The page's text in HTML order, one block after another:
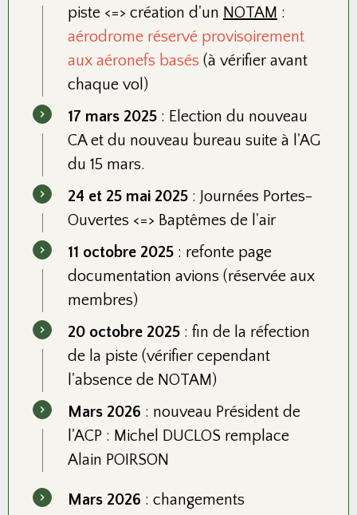
piste <=> création d'un NOTAM :
aérodrome réservé provisoirement
aux aéronefs basés (à vérifier avant
chaque vol)
17 mars 2025 : Election du nouveau
CA et du nouveau bureau suite à l'AG
du 15 mars.
24 et 25 mai 2025 : Journées Portes-
Ouvertes <=> Baptêmes de l'air
11 octobre 2025 : refonte page
documentation avions (réservée aux
membres)
20 octobre 2025 : fin de la réfection
de la piste (vérifier cependant
l'absence de NOTAM)
Mars 2026 : nouveau Président de
l'ACP : Michel DUCLOS remplace
Alain POIRSON
Mars 2026 : changements